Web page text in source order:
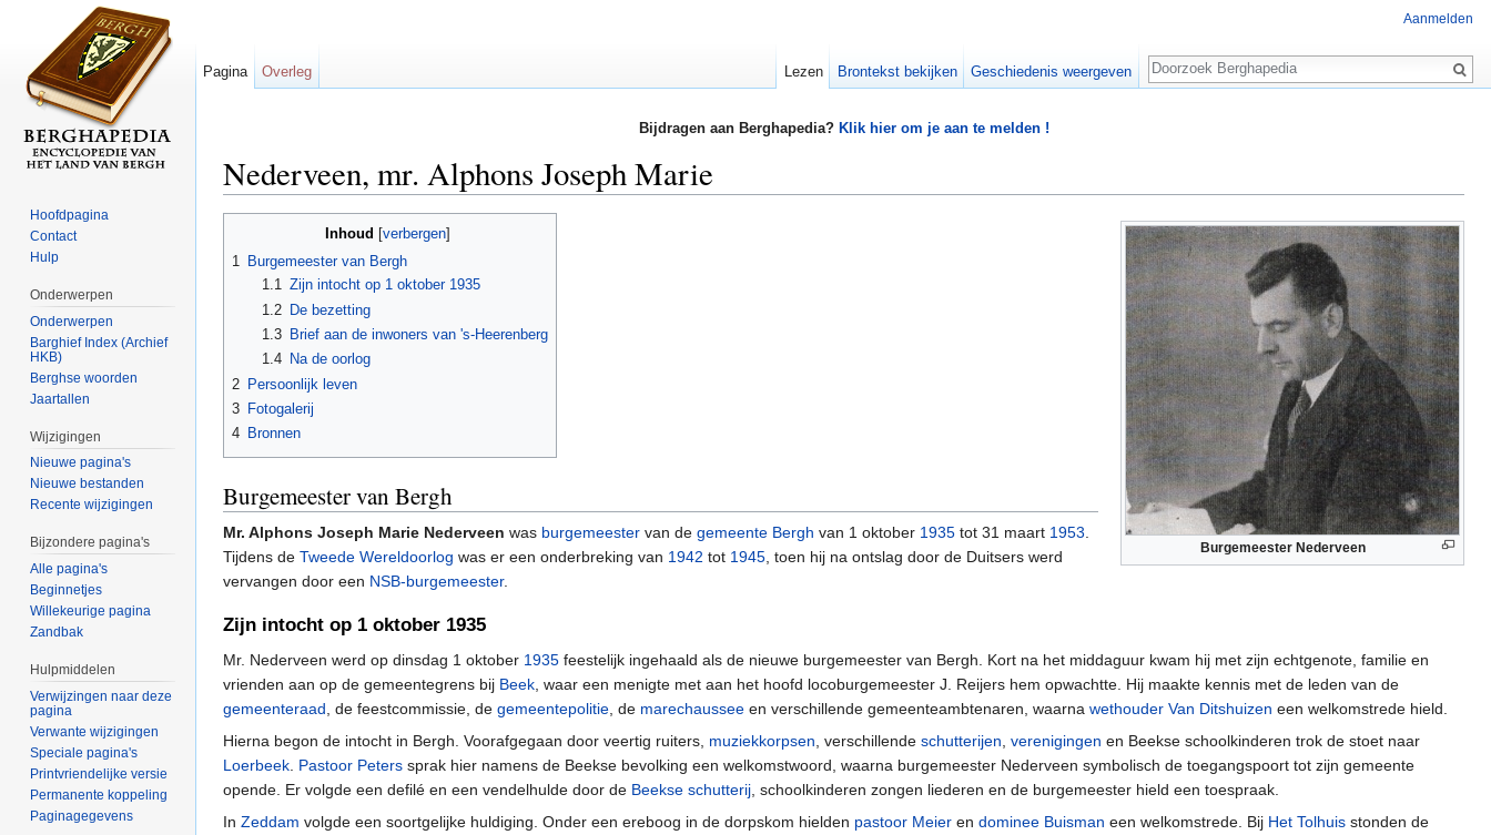
Bijdragen aan Berghapedia? Klik hier om je aan te melden !
Nederveen, mr. Alphons Joseph Marie
Burgemeester Nederveen
Inhoud verbergen
1 Burgemeester van Bergh
1.1 Zijn intocht op 1 oktober 1935
1.2 De bezetting
1.3
Brief aan de inwoners van 's-Heerenberg
1.4
Na de oorlog
2 Persoonlijk leven
3 Fotogalerij
4 Bronnen
Burgemeester van Bergh
Mr. Alphons Joseph Marie Nederveen was burgemeester van de gemeente Bergh van 1 oktober 1935 tot 31 maart 1953.
Tijdens de Tweede Wereldoorlog was er een onderbreking van 1942 tot 1945, toen hij na ontslag door de Duitsers werd
vervangen door een NSB-burgemeester.
Zijn intocht op 1 oktober 1935
Mr. Nederveen werd op dinsdag 1 oktober 1935 feestelijk ingehaald als de nieuwe burgemeester van Bergh. Kort na het middaguur kwam hij met zijn echtgenote, familie en
vrienden aan op de gemeentegrens bij Beek , waar een menigte met aan het hoofd locoburgemeester J. Reijers hem opwachtte. Hij maakte kennis met de leden van de
gemeenteraad , de feestcommissie, de gemeentepolitie , de marechaussee en verschillende gemeenteambtenaren, waarna wethouder Van Ditshuizen een welkomstrede hield.
Hierna begon de intocht in Bergh. Voorafgegaan door veertig ruiters, muziekkorpsen , verschillende schutterijen verenigingen en Beekse schoolkinderen trok de stoet naar
Loerbeek Pastoor Peters sprak hier namens de Beekse bevolking een welkomstwoord, waarna burgemeester Nederveen symbolisch de toegangspoort tot zijn gemeente
opende. Er volgde een defilé en een vendelhulde door de Beekse schutterij , schoolkinderen zongen liederen en de burgemeester hield een toespraak.
In Zeddam volgde een soortgelijke huldiging. Onder een ereboog in de dorpskom hielden pastoor Meier en dominee Buisman een welkomstrede. Bij Het Tolhuis stonden de
Aanmelden
Pagina Overleg Lezen Brontekst bekijken Geschiedenis weergeven
Zoeken
Hoofdpagina
Contact
Hulp
Onderwerpen
Onderwerpen
Barghief Index (Archief
HKB)
Berghse woorden
Jaartallen
Wijzigingen
Nieuwe pagina's
Nieuwe bestanden
Recente wijzigingen
Bijzondere pagina's
Alle pagina's
Beginnetjes
Willekeurige pagina
Zandbak
Hulpmiddelen
Verwijzingen naar deze
pagina
Verwante wijzigingen
Speciale pagina's
Printvriendelijke versie
Permanente koppeling
Paginagegevens